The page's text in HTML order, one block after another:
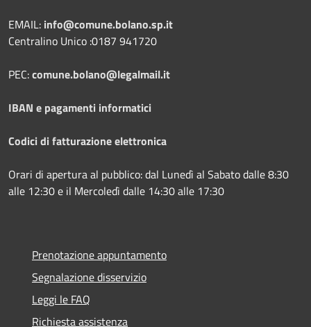
EMAIL: info@comune.bolano.sp.it
Centralino Unico :0187 941720
PEC:comune.bolano@legalmail.it
IBAN e pagamenti informatici
Codici di fatturazione elettronica
Orari di apertura al pubblico: dal Lunedì al Sabato dalle 8:30
alle 12:30 e il Mercoledì dalle 14:30 alle 17:30
Prenotazione appuntamento
Segnalazione disservizio
Leggi le FAQ
Richiesta assistenza